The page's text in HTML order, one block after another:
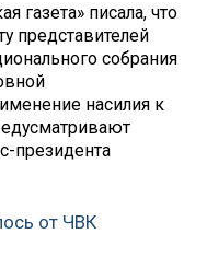
газета» писала, что
представителей
собрания
насилия к
президента
от ЧВК